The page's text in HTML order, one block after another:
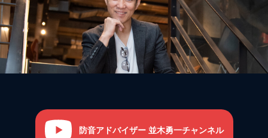
防音アドバイザー 並木勇一チャンネル